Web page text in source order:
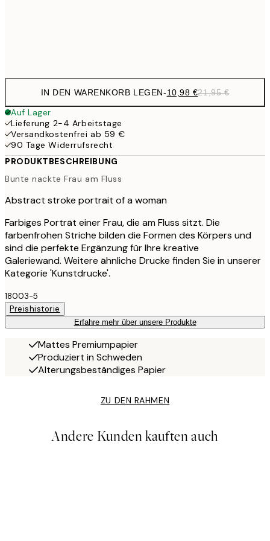
IN DEN WARENKORB LEGEN-10,98 €21,95 €
Auf Lager
Lieferung 2-4 Arbeitstage
Versandkostenfrei ab 59 €
90 Tage Widerrufsrecht
PRODUKTBESCHREIBUNG
Bunte nackte Frau am Fluss
Abstract stroke portrait of a woman
Farbiges Porträt einer Frau, die am Fluss sitzt. Die
farbenfrohen Striche bilden die Formen des Körpers und
sind die perfekte Ergänzung für Ihre kreative
Galeriewand. Weitere ähnliche Drucke finden Sie in unserer
Kategorie 'Kunstdrucke'.
18003-5
Preishistorie
Erfahre mehr über unsere Produkte
Mattes Premiumpapier
Produziert in Schweden
Alterungsbeständiges Papier
ZU DEN RAHMEN
Andere Kunden kauften auch